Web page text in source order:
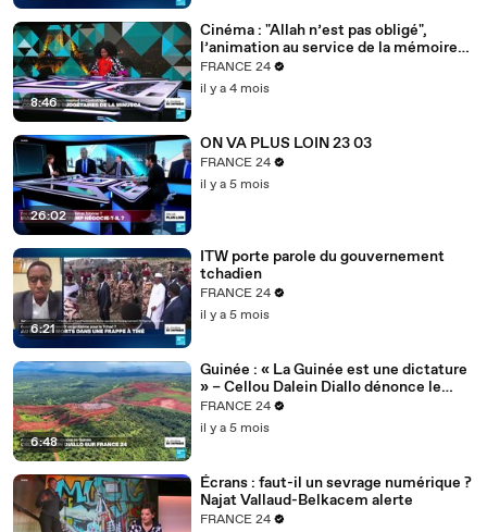
8:46
Cinéma : "Allah n’est pas obligé",
l’animation au service de la mémoire
des enfants-soldats
FRANCE 24
il y a 4 mois
26:02
ON VA PLUS LOIN 23 03
FRANCE 24
il y a 5 mois
6:21
ITW porte parole du gouvernement
tchadien
FRANCE 24
il y a 5 mois
6:48
Guinée : « La Guinée est une dictature
» – Cellou Dalein Diallo dénonce le
régime Doumbouya
FRANCE 24
il y a 5 mois
Écrans : faut-il un sevrage numérique ?
Najat Vallaud-Belkacem alerte
FRANCE 24